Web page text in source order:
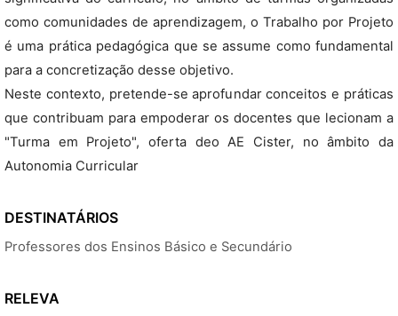
como comunidades de aprendizagem, o Trabalho por Projeto
é uma prática pedagógica que se assume como fundamental
para a concretização desse objetivo.
Neste contexto, pretende-se aprofundar conceitos e práticas
que contribuam para empoderar os docentes que lecionam a
"Turma em Projeto", oferta deo AE Cister, no âmbito da
Autonomia Curricular
DESTINATÁRIOS
Professores dos Ensinos Básico e Secundário
RELEVA